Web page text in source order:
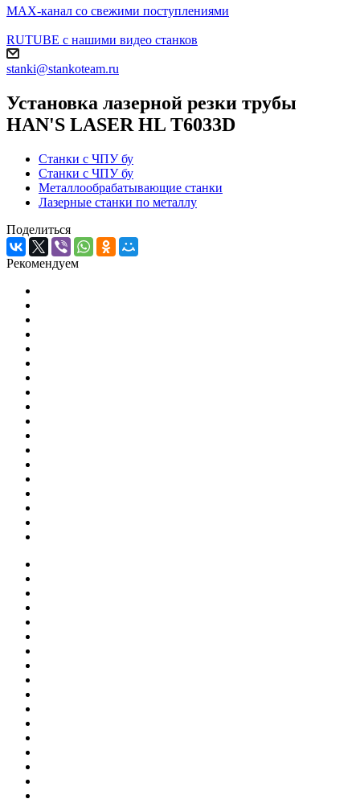
MAX-канал со свежими поступлениями
RUTUBE с нашими видео станков
stanki@stankoteam.ru
Установка лазерной резки трубы
HAN'S LASER HL T6033D
Станки с ЧПУ бу
Станки с ЧПУ бу
Металлообрабатывающие станки
Лазерные станки по металлу
Поделиться
Рекомендуем